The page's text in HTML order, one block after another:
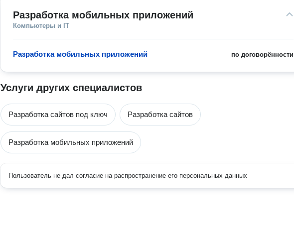
Разработка мобильных приложений
Компьютеры и IT
по договорённости
Разработка мобильных приложений
Услуги других специалистов
Разработка сайтов под ключ Разработка сайтов
Разработка мобильных приложений
Пользователь не дал согласие на распространение его персональных данных